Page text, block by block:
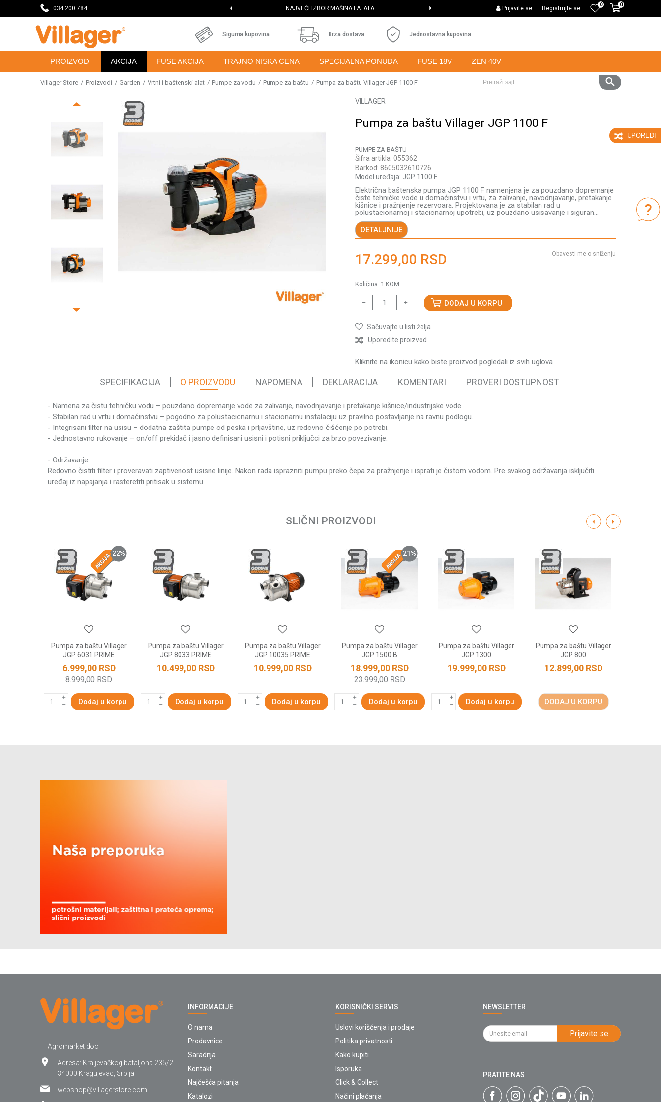
034 200 784 NAJVEĆI IZBOR MAŠINA I ALATA PLAĆANJE KARTICAMA BANKE INTESA NA 6 RATA
0
0
Prijavite se Registrujte se
Sigurna kupovina Brza dostava Jednostavna kupovina
PROIZVODI AKCIJA FUSE AKCIJA TRAJNO NISKA CENA SPECIJALNA PONUDA FUSE 18V ZEN 40V
Pretraži sajt
Villager Store Proizvodi Garden Vrtni i baštenski alat Pumpe za vodu Pumpe za baštu Pumpa za baštu Villager JGP 1100 F
UPOREDI
VILLAGER
Pumpa za baštu Villager JGP 1100 F
PUMPE ZA BAŠTU
Šifra artikla: 055362
Barkod: 8605032610726
Model uređaja: JGP 1100 F
Električna baštenska pumpa JGP 1100 F namenjena je za pouzdano dopremanje
čiste tehničke vode u domaćinstvu i vrtu, za zalivanje, navodnjavanje, pretakanje
kišnice i pražnjenje rezervoara. Projektovana je za stabilan rad u
polustacionarnoj i stacionarnoj upotrebi, uz pouzdano usisavanje i siguran...
DETALJNIJE
17.299,00 RSD Obavesti me o sniženju
Količina: 1 KOM
DODAJ U KORPU
Sačuvajte u listi želja
Uporedite proizvod
Kliknite na ikonicu kako biste proizvod pogledali iz svih uglova
SPECIFIKACIJA O PROIZVODU NAPOMENA DEKLARACIJA KOMENTARI PROVERI DOSTUPNOST
Karakteristika
Vrednost
Kategorija
Pumpe za baštu
Težina pakovanja
Tip elektromotora
Kolektorski
Napon
Maksimalna temperatura vode
35° C
Prečnik izlaza (Ø)
1" (25 mm)
Prečnik usisa
1" (25 mm)
Dubina povlačenja
- Namena za čistu tehničku vodu – pouzdano dopremanje vode za zalivanje, navodnjavanje i pretakanje kišnice/industrijske vode.
- Stabilan rad u vrtu i domaćinstvu – pogodno za polustacionarnu i stacionarnu instalaciju uz pravilno postavljanje na ravnu podlogu.
- Integrisani filter na usisu – dodatna zaštita pumpe od peska i prljavštine, uz redovno čišćenje po potrebi.
- Jednostavno rukovanje – on/off prekidač i jasno definisani usisni i potisni priključci za brzo povezivanje.
- Održavanje
Redovno čistiti filter i proveravati zaptivenost usisne linije. Nakon rada isprazniti pumpu preko čepa za pražnjenje i isprati je čistom vodom. Pre svakog održavanja isključiti
uređaj iz napajanja i rasteretiti pritisak u sistemu.
Poruka
POŠALJI
SLIČNI PROIZVODI
22%
Pumpa za baštu Villager
JGP 6031 PRIME
6.999,00 RSD
8.999,00RSD
Dodaj u korpu
Pumpa za baštu Villager
JGP 8033 PRIME
10.499,00 RSD
Dodaj u korpu
Pumpa za baštu Villager
JGP 10035 PRIME
10.999,00 RSD
Dodaj u korpu
21 %
Pumpa za baštu Villager
JGP 1500 B
18.999,00 RSD
23.999,00RSD
Dodaj u korpu
Pumpa za baštu Villager
JGP 1300
19.999,00 RSD
Dodaj u korpu
Pumpa za baštu Villager
JGP 800
12.899,00 RSD
DODAJ U KORPU
Agromarket doo
Adresa: Kraljevačkog bataljona 235/2
34000 Kragujevac, Srbija
webshop@villagerstore.com
INFORMACIJE
O nama
Prodavnice
Saradnja
Kontakt
Najčešća pitanja
Katalozi
KORISNIČKI SERVIS
Uslovi korišćenja i prodaje
Politika privatnosti
Kako kupiti
Isporuka
Click & Collect
Načini plaćanja
NEWSLETTER
Prijavite se
PRATITE NAS